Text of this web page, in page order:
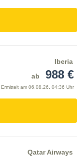
Iberia
ab
988 €
Ermittelt am 06.08.26, 04:36 Uhr
Qatar Airways